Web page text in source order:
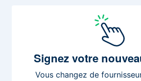
Signezvotre
Vous changez de